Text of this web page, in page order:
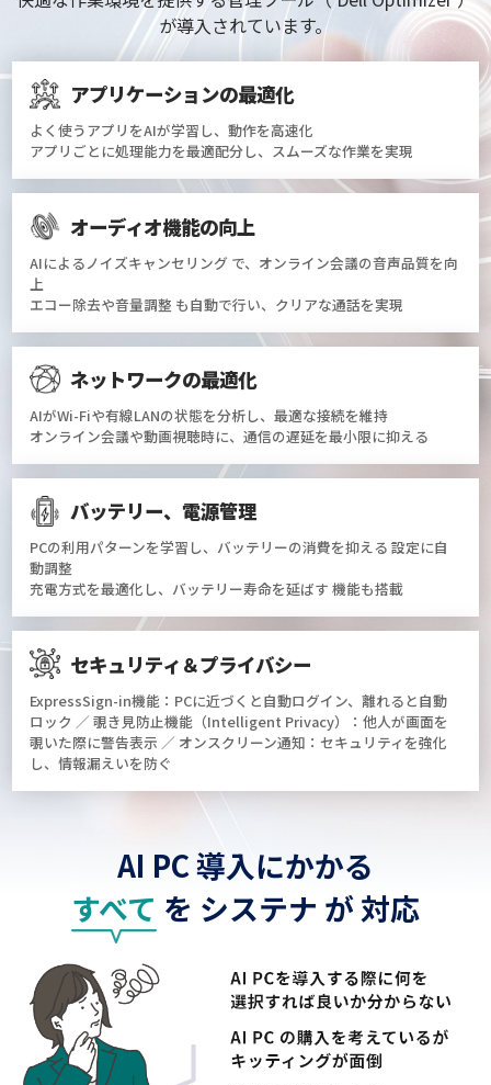
が導入されています。
アプリケーションの最適化
よく使うアプリをAIが学習し、動作を高速化
アプリごとに処理能力を最適配分し、スムーズな作業を実現
オーディオ機能の向上
AIによるノイズキャンセリング で、オンライン会議の音声品質を向
上
エコー除去や音量調整 も自動で行い、クリアな通話を実現
ネットワークの最適化
AIがWi-Fiや有線LANの状態を分析し、最適な接続を維持
オンライン会議や動画視聴時に、通信の遅延を最小限に抑える
バッテリー、電源管理
PCの利用パターンを学習し、バッテリーの消費を抑える 設定に自
動調整
充電方式を最適化し、バッテリー寿命を延ばす 機能も搭載
セキュリティ＆プライバシー
ExpressSign-in機能：PCに近づくと自動ログイン、離れると自動
ロック ／ 覗き見防止機能（Intelligent Privacy）：他人が画面を
覗いた際に警告表示 ／ オンスクリーン通知：セキュリティを強化
し、情報漏えいを防ぐ
AI PC 導入にかかる
すべて を システナ が 対応